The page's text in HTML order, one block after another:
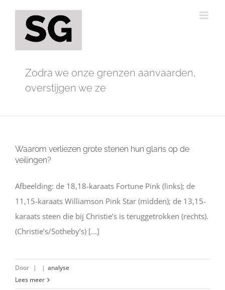
Zodra we onze grenzen aanvaarden,
overstijgen we ze
Waarom verliezen grote stenen hun glans op de
veilingen?
Afbeelding: de 18,18-karaats Fortune Pink (links); de
11,15-karaats Williamson Pink Star (midden); de 13,15-
karaats steen die bij Christie’s is teruggetrokken (rechts).
(Christie’s/Sotheby’s) [...]
Door | | analyse
Lees meer